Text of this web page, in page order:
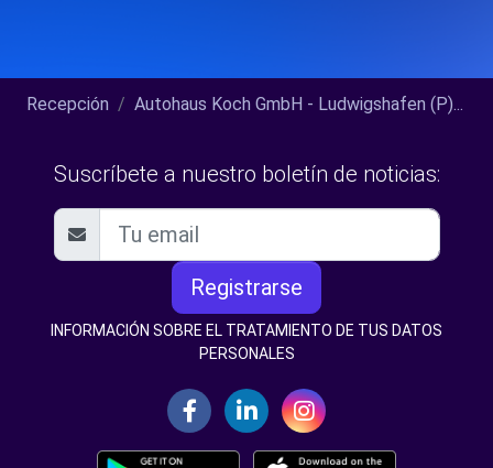
Recepción Autohaus Koch GmbH - Ludwigshafen (P)...
Suscríbete a nuestro boletín de noticias:
Registrarse
INFORMACIÓN SOBRE EL TRATAMIENTO DE TUS DATOS
PERSONALES